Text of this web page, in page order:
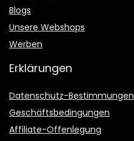
Blogs
Unsere Webshops
Werben
Erklärungen
Datenschutz-Bestimmungen
Geschäftsbedingungen
Affiliate-Offenlegung